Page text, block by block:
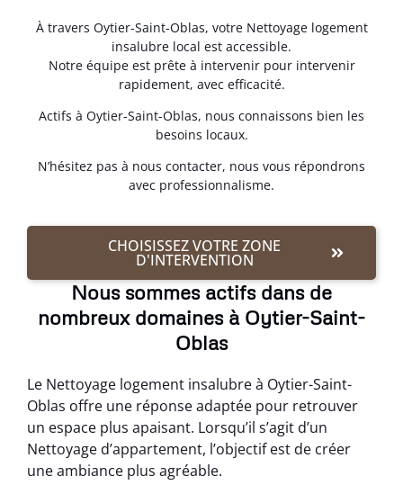
À travers Oytier-Saint-Oblas, votre Nettoyage logement
insalubre local est accessible.
Notre équipe est prête à intervenir pour intervenir
rapidement, avec efficacité.
Actifs à Oytier-Saint-Oblas, nous connaissons bien les
besoins locaux.
N’hésitez pas à nous contacter, nous vous répondrons
avec professionnalisme.
CHOISISSEZ VOTRE ZONE
D'INTERVENTION
Nous sommes actifs dans de
nombreux domaines à Oytier-Saint-
Oblas
Le Nettoyage logement insalubre à Oytier-Saint-
Oblas offre une réponse adaptée pour retrouver
un espace plus apaisant. Lorsqu’il s’agit d’un
Nettoyage d’appartement, l’objectif est de créer
une ambiance plus agréable.